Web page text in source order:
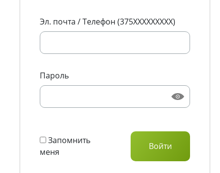
Эл. почта / Телефон (375XXXXXXXXX)
Пароль
Запомнить
меня